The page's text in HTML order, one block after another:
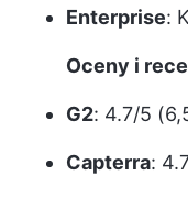
Enterprise:
Oceny i
G2: 4.7/5
Capterra: